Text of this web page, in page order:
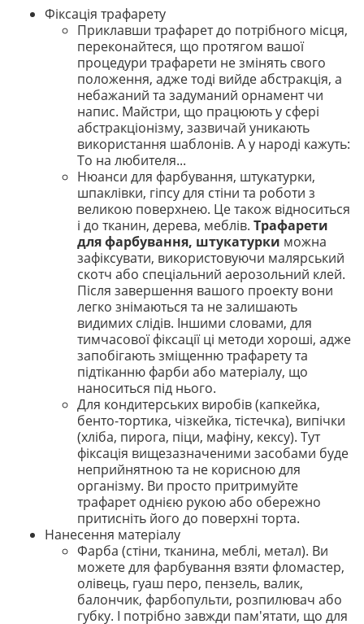
Фіксація трафарету
Приклавши трафарет до потрібного місця,
переконайтеся, що протягом вашої
процедури трафарети не змінять свого
положення, адже тоді вийде абстракція, а
небажаний та задуманий орнамент чи
напис. Майстри, що працюють у сфері
абстракціонізму, зазвичай уникають
використання шаблонів. А у народі кажуть:
То на любителя...
Нюанси для фарбування, штукатурки,
шпаклівки, гіпсу для стіни та роботи з
великою поверхнею. Це також відноситься
і до тканин, дерева, меблів. Трафарети
для фарбування, штукатурки можна
зафіксувати, використовуючи малярський
скотч або спеціальний аерозольний клей.
Після завершення вашого проекту вони
легко знімаються та не залишають
видимих ​​слідів. Іншими словами, для
тимчасової фіксації ці методи хороші, адже
запобігають зміщенню трафарету та
підтіканню фарби або матеріалу, що
наноситься під нього.
Для кондитерських виробів (капкейка,
бенто-тортика, чізкейка, тістечка), випічки
(хліба, пирога, піци, мафіну, кексу). Тут
фіксація вищезазначеними засобами буде
неприйнятною та не корисною для
організму. Ви просто притримуйте
трафарет однією рукою або обережно
притисніть його до поверхні торта.
Нанесення матеріалу
Фарба (стіни, тканина, меблі, метал). Ви
можете для фарбування взяти фломастер,
олівець, гуаш перо, пензель, валик,
балончик, фарбопульти, розпилювач або
губку. І потрібно завжди пам'ятати, що для